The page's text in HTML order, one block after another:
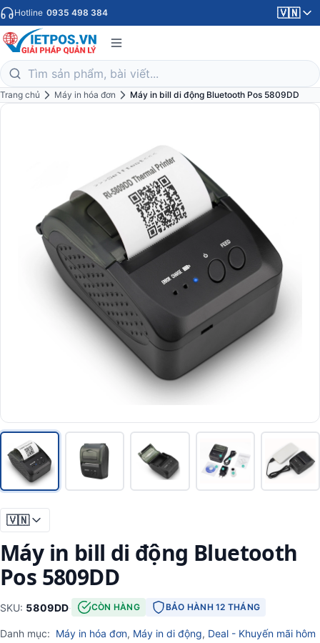
Hotline 0935 498 384 🇻🇳
Trang chủ Máy in hóa đơn Máy in bill di động Bluetooth Pos 5809DD
🇻🇳
Máy in bill di động Bluetooth
Pos 5809DD
SKU: 5809DD· CÒN HÀNG BẢO HÀNH 12 THÁNG
Danh mục: Máy in hóa đơn, Máy in di động, Deal - Khuyến mãi hôm